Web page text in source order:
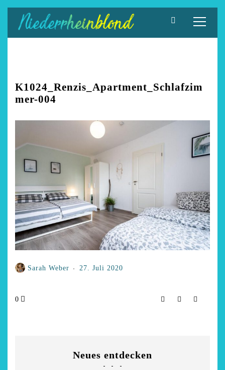
Inhalt
springen
Neues entdecken
K1024_Renzis_Apartment_Schlafzim
mer-004
Sarah Weber 27. Juli 2020
0